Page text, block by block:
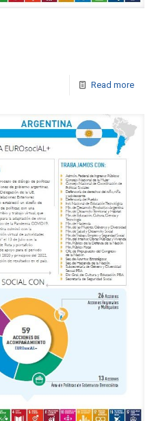
Read more